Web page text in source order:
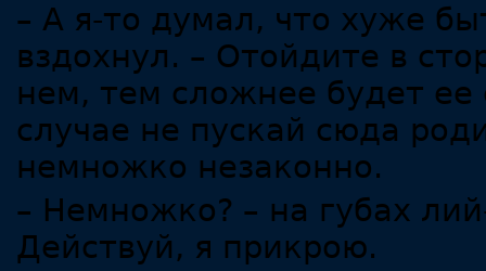
– А я-то думал, что хуже
вздохнул. – Отойдите в
нем, тем сложнее будет
случае не пускай сюда
немножко незаконно.
– Немножко? – на губах
Действуй, я прикрою.